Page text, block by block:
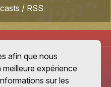
/ RSS
afin que nous
expérience
sur les